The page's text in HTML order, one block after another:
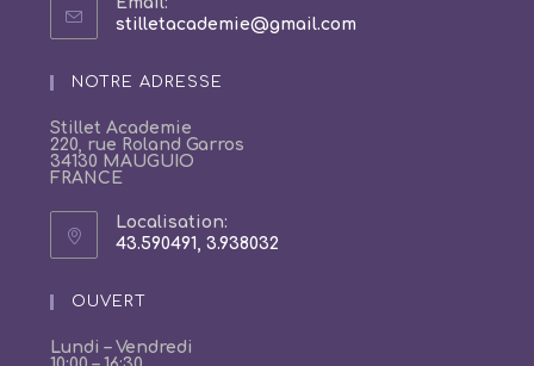
stilletacademie@gmail.comS’ouvre
NOTRE ADRESSE
Stillet Academie
220, rue Roland Garros
34130 MAUGUIO
FRANCE
Localisation:
43.590491, 3.938032
un
nouvel
OUVERT
Lundi – Vendredi